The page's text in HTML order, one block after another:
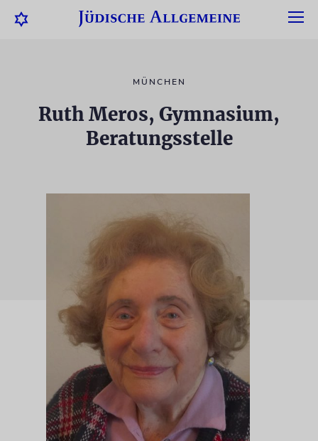
MÜNCHEN
Ruth Meros, Gymnasium,
Beratungsstelle